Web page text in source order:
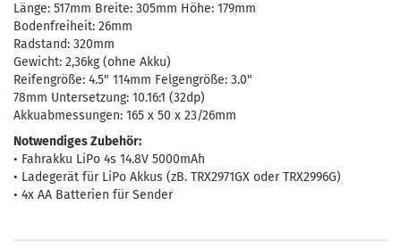
Länge: 517mm Breite: 305mm Höhe: 179mm
Bodenfreiheit: 26mm
Radstand: 320mm
Gewicht: 2,36kg (ohne Akku)
Reifengröße: 4.5" 114mm Felgengröße: 3.0"
78mm Untersetzung: 10.16:1 (32dp)
Akkuabmessungen: 165 x 50 x 23/26mm
Notwendiges Zubehör:
• Fahrakku LiPo 4s 14.8V 5000mAh
• Ladegerät für LiPo Akkus (zB. TRX2971GX oder TRX2996G)
• 4x AA Batterien für Sender